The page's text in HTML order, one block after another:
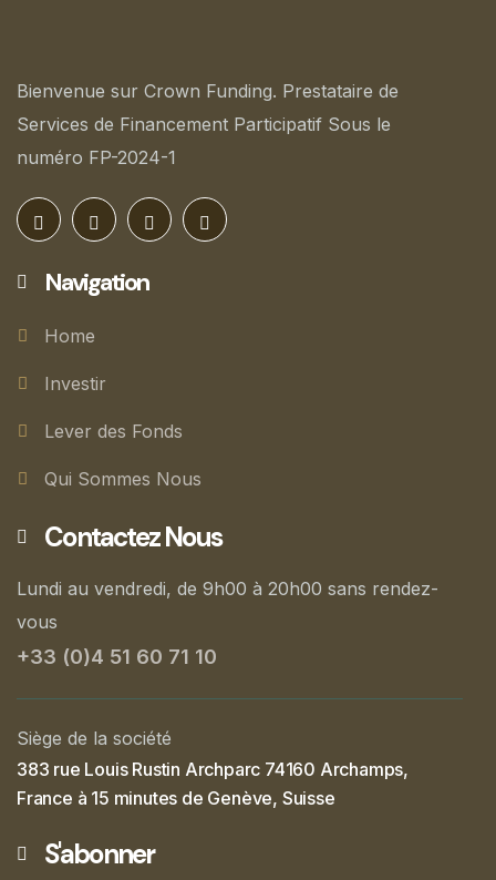
Bienvenue sur Crown Funding. Prestataire de
Services de Financement Participatif Sous le
numéro FP-2024-1
Navigation
Home
Investir
Lever des Fonds
Qui Sommes Nous
Contactez Nous
Lundi au vendredi, de 9h00 à 20h00 sans rendez-
vous
+33 (0)4 51 60 71 10
Siège de la société
383 rue Louis Rustin Archparc 74160 Archamps,
France à 15 minutes de Genève, Suisse
S'abonner